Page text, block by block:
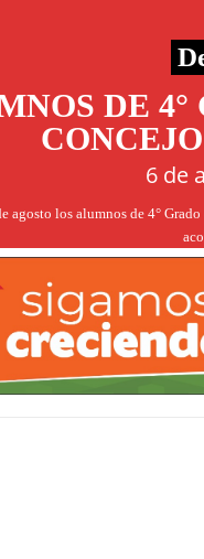
DE
6 de
agosto los alumnos de 4°